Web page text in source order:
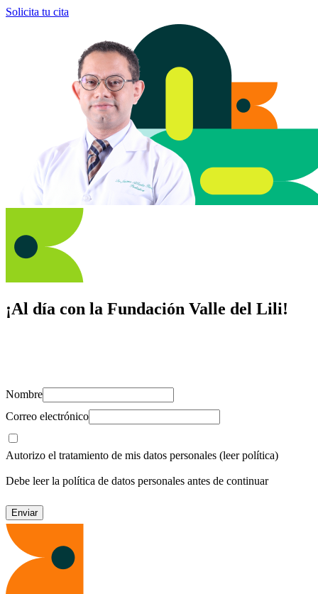
Solicita tu cita
¡Al día con la Fundación Valle del Lili!
Nombre
Correo electrónico
Autorizo el tratamiento de mis datos personales (leer política)
Debe leer la política de datos personales antes de continuar